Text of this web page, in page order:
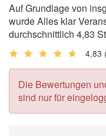
Auf Grundlage von
wurde Alles klar
durchschnittlich 4,83
4,83
Die Bewertungen
sind nur für